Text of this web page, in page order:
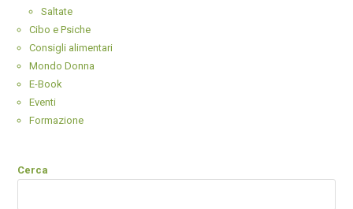
Saltate
Cibo e Psiche
Consigli alimentari
Mondo Donna
E-Book
Eventi
Formazione
Cerca